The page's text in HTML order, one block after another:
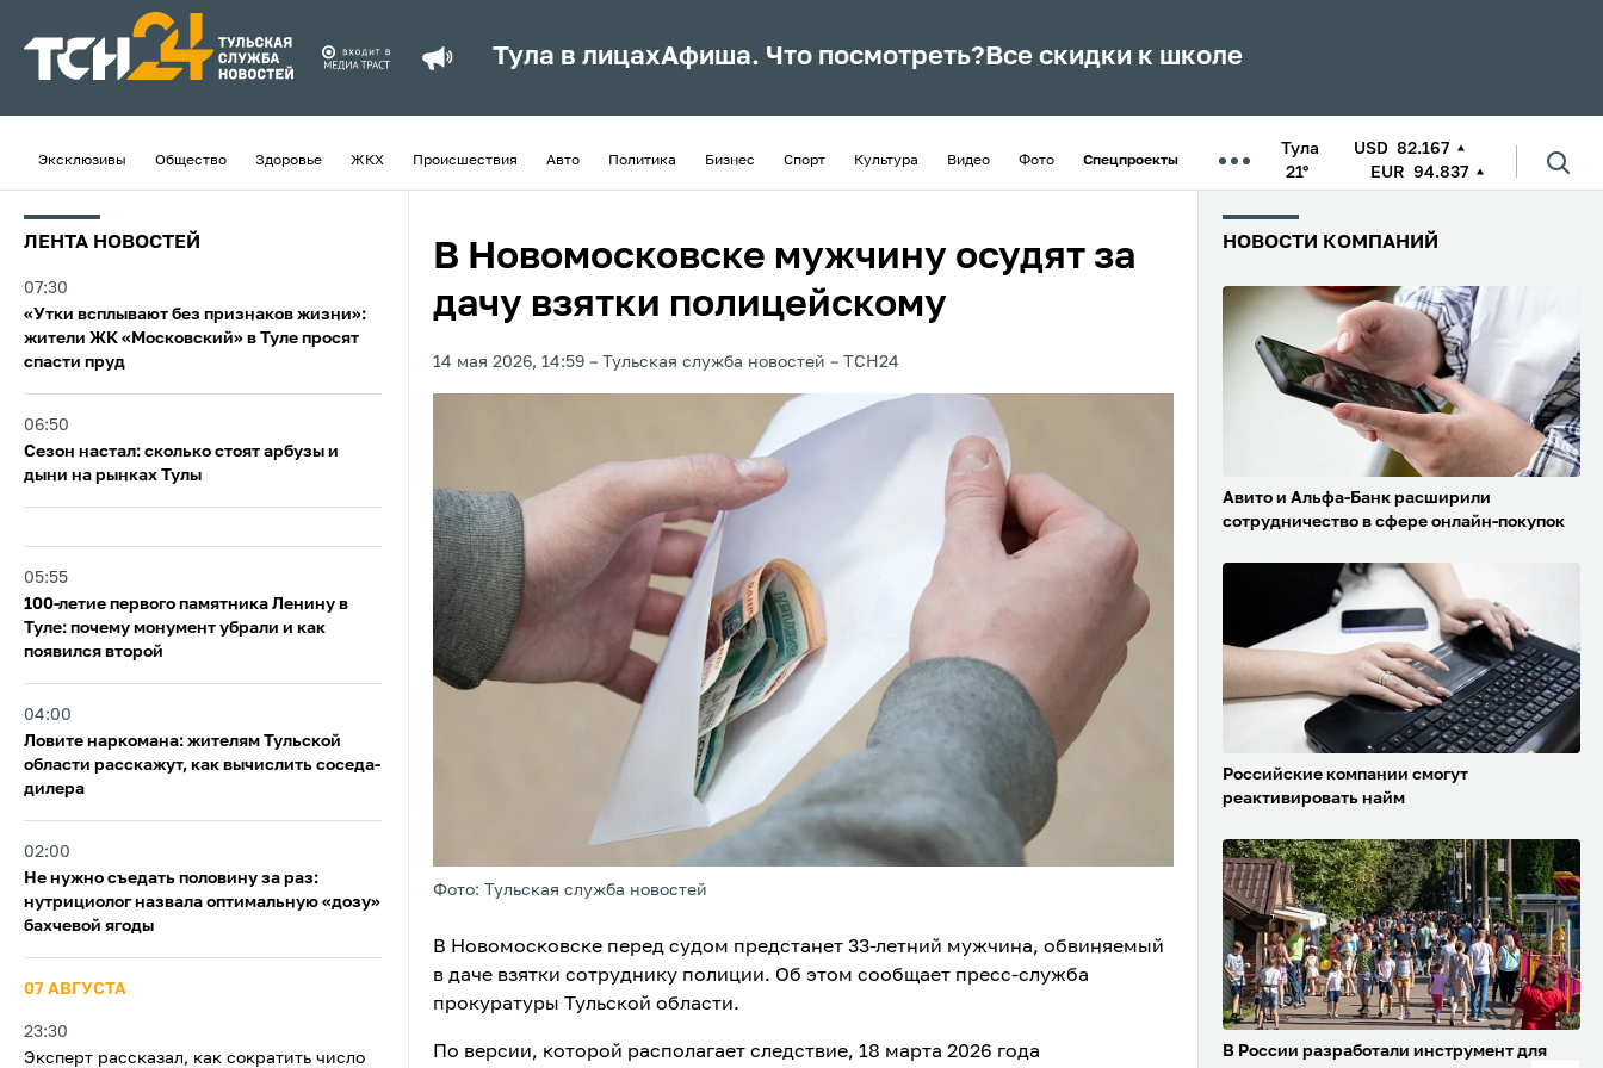
Тула в лицахАфиша. Что посмотреть? Все скидки к школе
Эксклюзивы Общество Здоровье ЖКХ Происшествия Авто Политика Бизнес Спорт Культура Видео Фото Спецпроекты
Тула
21°
USD 82.167
EUR 94.837
ЛЕНТА НОВОСТЕЙ
07:30
«Утки всплывают без признаков жизни»:
жители ЖК «Московский» в Туле просят
спасти пруд
06:50
Сезон настал: сколько стоят арбузы и
дыни на рынках Тулы
05:55
100-летие первого памятника Ленину в
Туле: почему монумент убрали и как
появился второй
04:00
Ловите наркомана: жителям Тульской
области расскажут, как вычислить соседа-
дилера
02:00
Не нужно съедать половину за раз:
нутрициолог назвала оптимальную «дозу»
бахчевой ягоды
07 АВГУСТА
23:30
Эксперт рассказал, как сократить число
В Новомосковске мужчину осудят за
дачу взятки полицейскому
14 мая 2026, 14:59 Тульская служба новостей ТСН24
Фото: Тульская служба новостей
В Новомосковске перед судом предстанет 33-летний мужчина, обвиняемый
в даче взятки сотруднику полиции. Об этом сообщает пресс-служба
прокуратуры Тульской области.
По версии, которой располагает следствие, 18 марта 2026 года
НОВОСТИ КОМПАНИЙ
Авито и Альфа-Банк расширили
сотрудничество в сфере онлайн-покупок
Российские компании смогут
реактивировать найм
В России разработали инструмент для